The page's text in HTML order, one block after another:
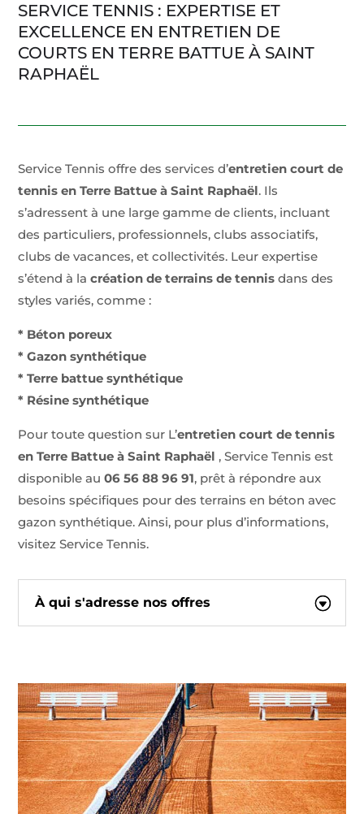
SERVICE TENNIS : EXPERTISE ET
EXCELLENCE EN ENTRETIEN DE
COURTS EN TERRE BATTUE À SAINT
RAPHAËL
Service Tennis offre des services d’entretien court de
tennis en Terre Battue à Saint Raphaël. Ils
s’adressent à une large gamme de clients, incluant
des particuliers, professionnels, clubs associatifs,
clubs de vacances, et collectivités. Leur expertise
s’étend à lacréation de terrains de tennisdans des
styles variés, comme :
* Béton poreux
* Gazon synthétique
* Terre battue synthétique
* Résine synthétique
Pour toute question sur L’entretien court de tennis
en Terre Battue à Saint Raphaël , Service Tennis est
disponible au06 56 88 96 91, prêt à répondre aux
besoins spécifiques pour des terrains en béton avec
gazon synthétique. Ainsi, pour plus d’informations,
visitez Service Tennis.
À qui s'adresse nos offres